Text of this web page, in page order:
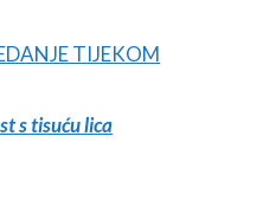
TIJEKOM
s tisuću lica